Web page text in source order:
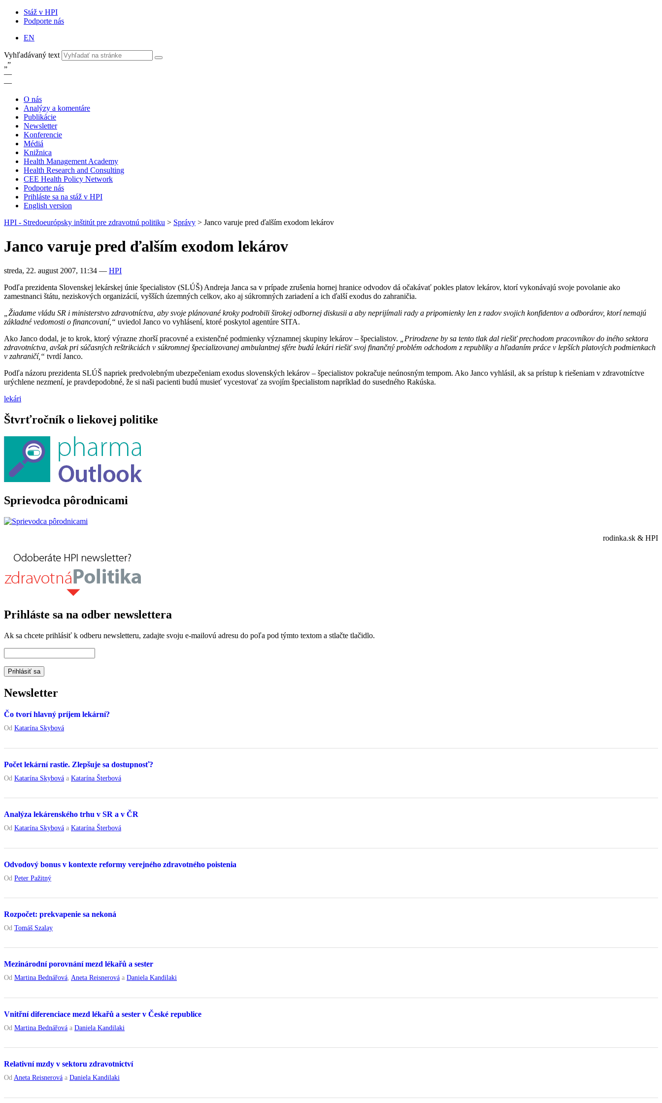
Stáž v HPI
Podporte nás
EN
Vyhľadávaný text
„”
—
—
O nás
Analýzy a komentáre
Publikácie
Newsletter
Konferencie
Médiá
Knižnica
Health Management Academy
Health Research and Consulting
CEE Health Policy Network
Podporte nás
Prihláste sa na stáž v HPI
English version
HPI - Stredoeurópsky inštitút pre zdravotnú politiku > Správy > Janco varuje pred ďalším exodom lekárov
Janco varuje pred ďalším exodom lekárov
streda, 22. august 2007, 11:34 — HPI
Podľa prezidenta Slovenskej lekárskej únie špecialistov (SLÚŠ) Andreja Janca sa v prípade zrušenia hornej hranice odvodov dá očakávať pokles platov lekárov, ktorí vykonávajú svoje povolanie ako
zamestnanci štátu, neziskových organizácií, vyšších územných celkov, ako aj súkromných zariadení a ich ďalší exodus do zahraničia.
„Žiadame vládu SR i ministerstvo zdravotníctva, aby svoje plánované kroky podrobili širokej odbornej diskusii a aby neprijímali rady a pripomienky len z radov svojich konfidentov a odborárov, ktorí nemajú
základné vedomosti o financovaní,“ uviedol Janco vo vyhlásení, ktoré poskytol agentúre SITA.
Ako Janco dodal, je to krok, ktorý výrazne zhorší pracovné a existenčné podmienky významnej skupiny lekárov – špecialistov.
„Prirodzene by sa tento tlak dal riešiť prechodom pracovníkov do iného sektora
zdravotníctva, avšak pri súčasných reštrikciách v súkromnej špecializovanej ambulantnej sfére budú lekári riešiť svoj finančný problém odchodom z republiky a hľadaním práce v lepších platových podmienkach
v zahraničí,“ tvrdí Janco.
Podľa názoru prezidenta SLÚŠ napriek predvolebným ubezpečeniam exodus slovenských lekárov – špecialistov pokračuje neúnosným tempom. Ako Janco vyhlásil, ak sa prístup k riešeniam v zdravotníctve
urýchlene nezmení, je pravdepodobné, že si naši pacienti budú musieť vycestovať za svojím špecialistom napríklad do susedného Rakúska.
lekári
Štvrťročník o liekovej politike
Sprievodca pôrodnicami
rodinka.sk & HPI
Prihláste sa na odber newslettera
Ak sa chcete prihlásiť k odberu newsletteru, zadajte svoju e-mailovú adresu do poľa pod týmto textom a stlačte tlačidlo.
Newsletter
Čo tvorí hlavný príjem lekární?
Od Katarína Skybová
Počet lekární rastie. Zlepšuje sa dostupnosť?
Od Katarína Skybová a Katarína Šterbová
Analýza lekárenského trhu v SR a v ČR
Od Katarína Skybová a Katarína Šterbová
Odvodový bonus v kontexte reformy verejného zdravotného poistenia
Od Peter Pažitný
Rozpočet: prekvapenie sa nekoná
Od Tomáš Szalay
Mezinárodní porovnání mezd lékařů a sester
Od Martina Bednářová, Aneta Reisnerová a Daniela Kandilaki
Vnitřní diferenciace mezd lékařů a sester v České republice
Od Martina Bednářová a Daniela Kandilaki
Relativní mzdy v sektoru zdravotnictví
OdAneta Reisnerová a Daniela Kandilaki